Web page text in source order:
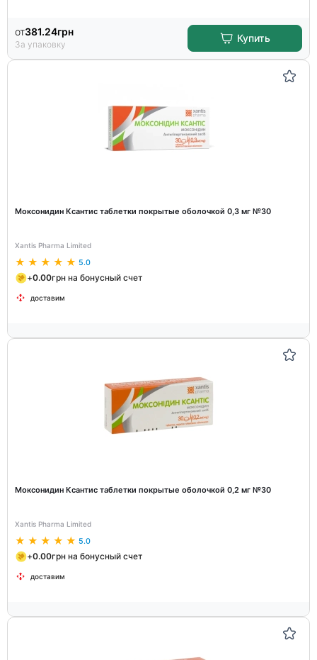
от381.24грн
За упаковку
Купить
Моксонидин Ксантис таблетки покрытые оболочкой 0,3 мг №30
Xantis Pharma Limited
5.0
+0.00грн на бонусный счет
доставим
Моксонидин Ксантис таблетки покрытые оболочкой 0,2 мг №30
Xantis Pharma Limited
5.0
+0.00грн на бонусный счет
доставим